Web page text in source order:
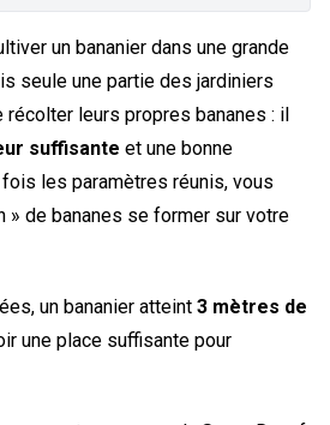
un bananier dans une grande
seule une partie des jardiniers
récolter leurs propres bananes : il
suffisante et une bonne
les paramètres réunis, vous
» de bananes se former sur votre
un bananier atteint 3 mètres de
une place suffisante pour